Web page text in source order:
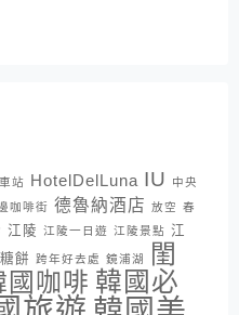
站 HotelDelLuna IU
中央
咖啡街 德魯納酒店 放空 春
江陵 江陵一日遊 江陵景點 江
糖餅 跨年好去處 鏡浦湖
閨
國咖啡 韓國必